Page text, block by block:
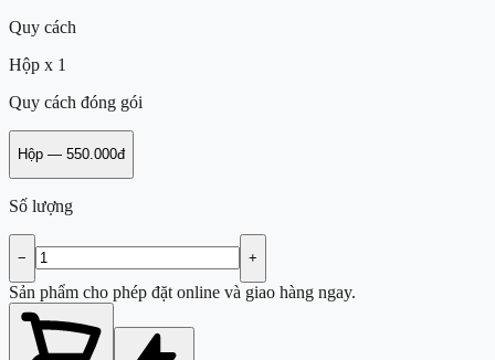
Quy cách
Hộp x 1
Quy cách đóng gói
Hộp — 550.000đ
Số lượng
− +
Sản phẩm cho phép đặt online và giao hàng ngay.